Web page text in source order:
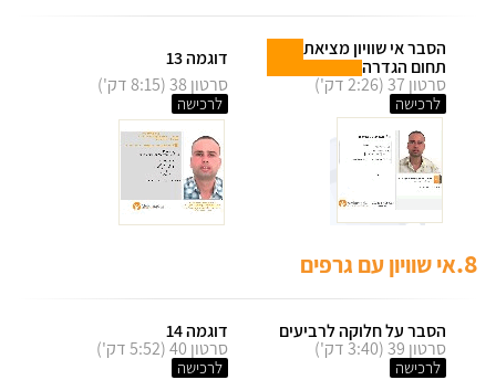
הסבר אי שוויון מציאת
תחום הגדרה
סרטון 37 (2:26 דק')
לרכישה
דוגמה 13
סרטון 38 (8:15 דק')
לרכישה
8. אי שוויון עם גרפים
הסבר על חלוקה לרביעים
סרטון 39 (3:40 דק')
לרכישה
דוגמה 14
סרטון 40 (5:52 דק')
לרכישה